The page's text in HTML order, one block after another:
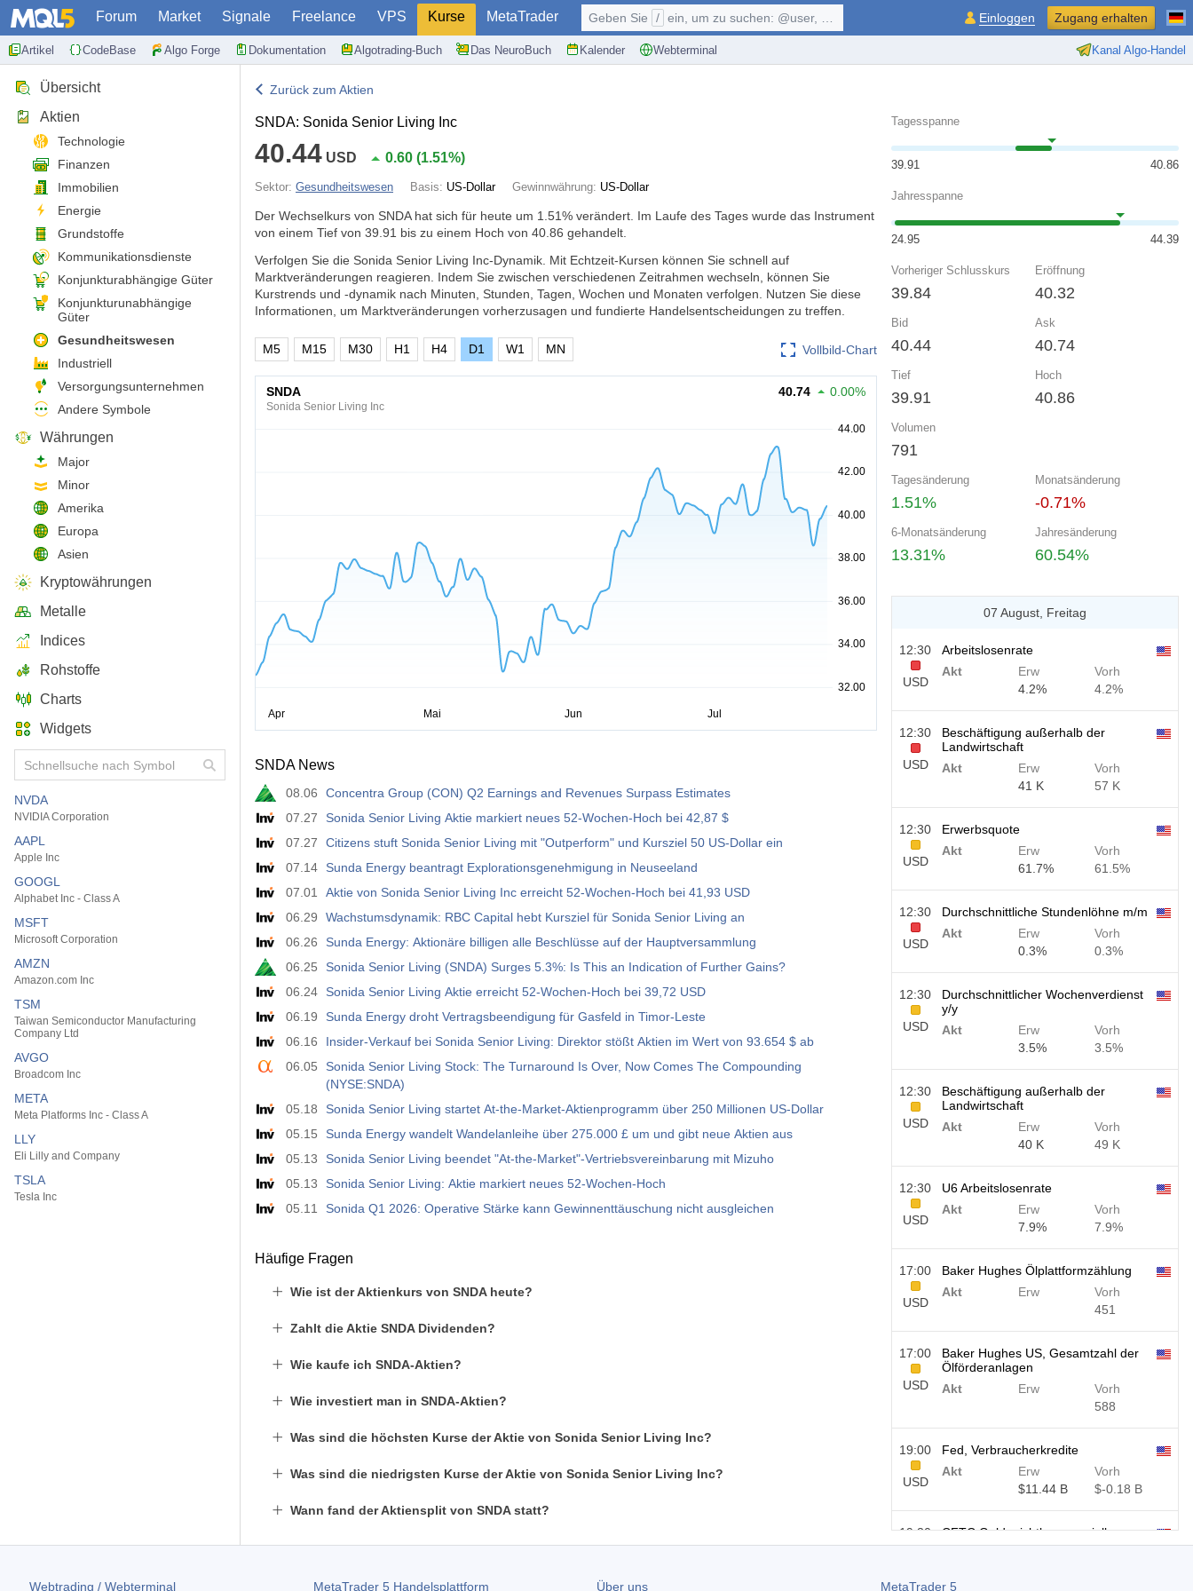
Forum Market Signale Freelance VPS Kurse MetaTrader
Artikel CodeBase Algo Forge Dokumentation Algotrading-Buch Das NeuroBuch Kalender Webterminal Kanal Algo-Handel
Geben Sie / ein, um zu suchen: @user, $symbol, ... Einloggen Zugang erhalten
Übersicht
Aktien
Technologie
Finanzen
Immobilien
Energie
Grundstoffe
Kommunikationsdienste
Konjunkturabhängige Güter
Konjunkturunabhängige
Güter
Gesundheitswesen
Industriell
Versorgungsunternehmen
Andere Symbole
Währungen
Major
Minor
Amerika
Europa
Asien
Kryptowährungen
Metalle
Indices
Rohstoffe
Charts
Widgets
NVDA
NVIDIA Corporation
AAPL
Apple Inc
GOOGL
Alphabet Inc - Class A
MSFT
Microsoft Corporation
AMZN
Amazon.com Inc
TSM
Taiwan Semiconductor Manufacturing
Company Ltd
AVGO
Broadcom Inc
META
Meta Platforms Inc - Class A
LLY
Eli Lilly and Company
TSLA
Tesla Inc
Zurück zum Aktien
SNDA: Sonida Senior Living Inc
40.44 USD 0.60 (1.51%)
Sektor: Gesundheitswesen Basis: US-Dollar Gewinnwährung: US-Dollar
Der Wechselkurs von SNDA hat sich für heute um 1.51% verändert. Im Laufe des Tages wurde das Instrument
von einem Tief von 39.91 bis zu einem Hoch von 40.86 gehandelt.
Verfolgen Sie die Sonida Senior Living Inc-Dynamik. Mit Echtzeit-Kursen können Sie schnell auf
Marktveränderungen reagieren. Indem Sie zwischen verschiedenen Zeitrahmen wechseln, können Sie
Kurstrends und -dynamik nach Minuten, Stunden, Tagen, Wochen und Monaten verfolgen. Nutzen Sie diese
Informationen, um Marktveränderungen vorherzusagen und fundierte Handelsentscheidungen zu treffen.
Vollbild-Chart
M5 M15 M30 H1 H4 D1 W1 MN
SNDA
Sonida Senior Living Inc
40.74 0.00%
SNDA News
08.06
Concentra Group (CON) Q2 Earnings and Revenues Surpass Estimates
07.27
Sonida Senior Living Aktie markiert neues 52-Wochen-Hoch bei 42,87 $
07.27
Citizens stuft Sonida Senior Living mit "Outperform" und Kursziel 50 US-Dollar ein
07.14
Sunda Energy beantragt Explorationsgenehmigung in Neuseeland
07.01
Aktie von Sonida Senior Living Inc erreicht 52-Wochen-Hoch bei 41,93 USD
06.29
Wachstumsdynamik: RBC Capital hebt Kursziel für Sonida Senior Living an
06.26
Sunda Energy: Aktionäre billigen alle Beschlüsse auf der Hauptversammlung
06.25
Sonida Senior Living (SNDA) Surges 5.3%: Is This an Indication of Further Gains?
06.24
Sonida Senior Living Aktie erreicht 52-Wochen-Hoch bei 39,72 USD
06.19
Sunda Energy droht Vertragsbeendigung für Gasfeld in Timor-Leste
06.16
Insider-Verkauf bei Sonida Senior Living: Direktor stößt Aktien im Wert von 93.654 $ ab
06.05
Sonida Senior Living Stock: The Turnaround Is Over, Now Comes The Compounding
(NYSE:SNDA)
05.18
Sonida Senior Living startet At-the-Market-Aktienprogramm über 250 Millionen US-Dollar
05.15
Sunda Energy wandelt Wandelanleihe über 275.000 £ um und gibt neue Aktien aus
05.13
Sonida Senior Living beendet "At-the-Market"-Vertriebsvereinbarung mit Mizuho
05.13
Sonida Senior Living: Aktie markiert neues 52-Wochen-Hoch
05.11
Sonida Q1 2026: Operative Stärke kann Gewinnenttäuschung nicht ausgleichen
Häufige Fragen
Wie ist der Aktienkurs von SNDA heute?
Zahlt die Aktie SNDA Dividenden?
Wie kaufe ich SNDA-Aktien?
Wie investiert man in SNDA-Aktien?
Was sind die höchsten Kurse der Aktie von Sonida Senior Living Inc?
Was sind die niedrigsten Kurse der Aktie von Sonida Senior Living Inc?
Wann fand der Aktiensplit von SNDA statt?
Tagesspanne
39.91 40.86
Jahresspanne
24.95 44.39
Vorheriger Schlusskurs
39.84
Eröffnung
40.32
Bid
40.44
Ask
40.74
Tief
39.91
Hoch
40.86
Volumen
791
Tagesänderung
1.51%
Monatsänderung
-0.71%
6-Monatsänderung
13.31%
Jahresänderung
60.54%
07 August, Freitag
12:30
USD
Arbeitslosenrate
Akt
Erw
4.2%
Vorh
4.2%
12:30
USD
Beschäftigung außerhalb der
Landwirtschaft
Akt
Erw
41 K
Vorh
57 K
12:30
USD
Erwerbsquote
Akt
Erw
61.7%
Vorh
61.5%
12:30
USD
Durchschnittliche Stundenlöhne m/m
Akt
Erw
0.3%
Vorh
0.3%
12:30
USD
Durchschnittlicher Wochenverdienst
y/y
Akt
Erw
3.5%
Vorh
3.5%
12:30
USD
Beschäftigung außerhalb der
Landwirtschaft
Akt
Erw
40 K
Vorh
49 K
12:30
USD
U6 Arbeitslosenrate
Akt
Erw
7.9%
Vorh
7.9%
17:00
USD
Baker Hughes Ölplattformzählung
Akt
Erw
Vorh
451
17:00
USD
Baker Hughes US, Gesamtzahl der
Ölförderanlagen
Akt
Erw
Vorh
588
19:00
USD
Fed, Verbraucherkredite
Akt
Erw
$​11.44 B
Vorh
$​-0.18 B
19:30
CFTC Gold, nichtkommerzielle
Nettopositionen
Webtrading / Webterminal MetaTrader 5Handelsplattform Über uns MetaTrader 5